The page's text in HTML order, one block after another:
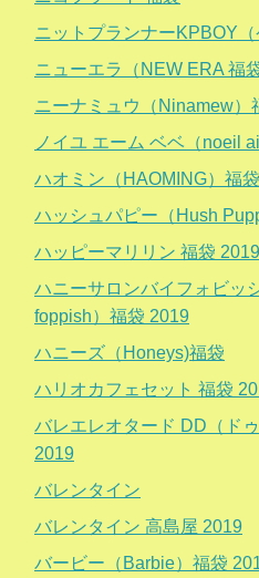
ニットプランナーKPBOY
ニューエラ（NEW ERA 福
ニーナミュウ（Ninamew）
ノイユ エーム ベベ（noeil
ハオミン（HAOMING）福
ハッシュパピー（Hush
ハッピーマリリン 福袋 2019
ハニーサロンバイフォビッ
foppish）福袋 2019
ハニーズ（Honeys)福袋
ハリオカフェセット 福袋
バレエレオタード DD（ド
2019
バレンタイン
バレンタイン 高島屋 2019
バービー（Barbie）福袋